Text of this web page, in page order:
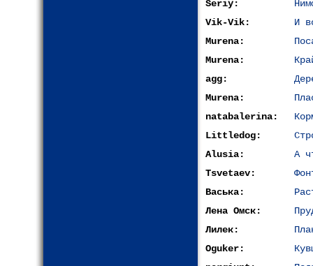
Seriy:
Vik-Vik:
И
Murena:
Murena:
agg:
Murena:
natabalerina:
Littledog:
Alusia:
А
Tsvetaev:
Васька:
Лена Омск:
Лилек:
Oguker: